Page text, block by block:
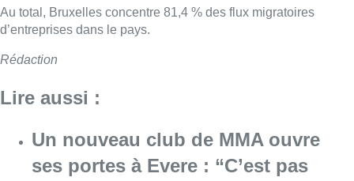
Au total, Bruxelles concentre 81,4 % des flux migratoires
d’entreprises dans le pays.
Rédaction
Lire aussi :
Un nouveau club de MMA ouvre
ses portes à Evere : “C’est pas